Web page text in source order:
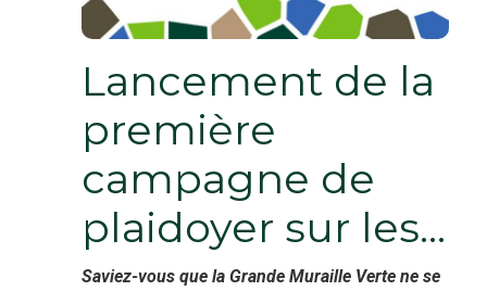
Lancement de la
première
campagne de
plaidoyer sur les…
Saviez-vous que la Grande Muraille Verte ne se